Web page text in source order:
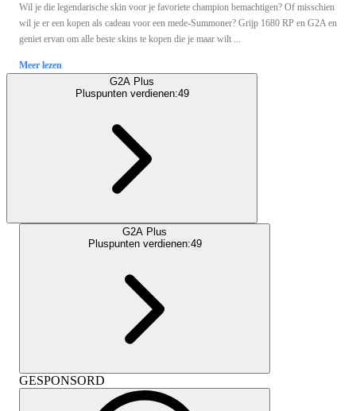
Wil je die legendarische skin voor je favoriete champion bemachtigen? Of misschien
wil je er een kopen als cadeau voor een mede-Summoner? Grijp 1680 RP en G2A en
geniet ervan om alle beste skins te kopen die je maar wilt ...
Meer lezen
G2A Plus
Pluspunten verdienen:49
G2A Plus
Pluspunten verdienen:49
GESPONSORD